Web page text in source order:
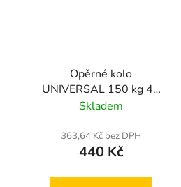
Opěrné kolo
UNIVERSAL 150 kg 48
mm 505-730 mm
Skladem
363,64 Kč bez DPH
440 Kč